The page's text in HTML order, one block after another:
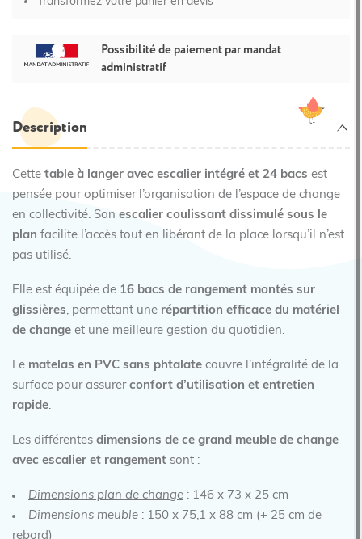
Possibilité de paiement par mandat
administratif
Description
Cette table à langer avec escalier intégré et 24 bacs est
pensée pour optimiser l’organisation de l’espace de change
en collectivité. Son escalier coulissant dissimulé sous le
plan facilite l’accès tout en libérant de la place lorsqu’il n’est
pas utilisé.
Elle est équipée de 16 bacs de rangement montés sur
glissières, permettant une répartition efficace du matériel
de change et une meilleure gestion du quotidien.
Le matelas en PVC sans phtalate couvre l’intégralité de la
surface pour assurer confort d’utilisation et entretien
rapide.
Les différentes dimensions de ce grand meuble de change
avec escalier et rangement sont :
Dimensions plan de change : 146 x 73 x 25 cm
Dimensions meuble : 150 x 75,1 x 88 cm (+ 25 cm de
rebord)